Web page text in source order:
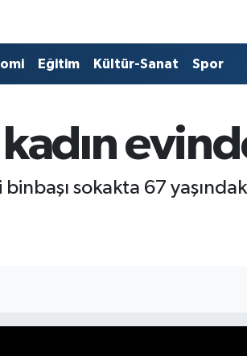
Eğitim Kültür-Sanat Spor
sokakta 67